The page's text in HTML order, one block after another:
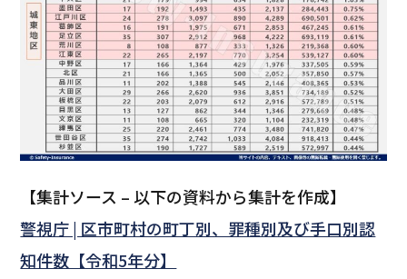
【集計ソース – 以下の資料から集計を作成】
警視庁 | 区市町村の町丁別、罪種別及び手口別認
知件数【令和5年分】